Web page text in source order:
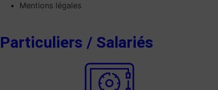
Mentions légales
Particuliers / Salariés